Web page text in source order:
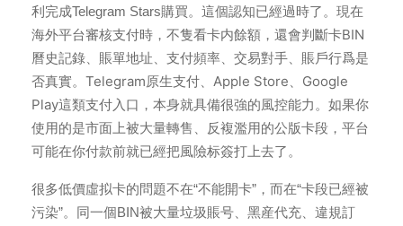
利完成Telegram Stars購買。這個認知已經過時了。 現在
海外平台審核支付時，不隻看卡内餘額，還會判斷卡BIN
曆史記錄、賬單地址、支付頻率、交易對手、賬戶行爲是
否真實。 Telegram原生支付、Apple Store、Google
Play這類支付入口，本身就具備很強的風控能力。如果你
使用的是市面上被大量轉售、反複濫用的公版卡段，平台
可能在你付款前就已經把風險标簽打上去了。
很多低價虛拟卡的問題不在“不能開卡”，而在“卡段已經被
污染”。同一個BIN被大量垃圾賬号、黑産代充、違規訂